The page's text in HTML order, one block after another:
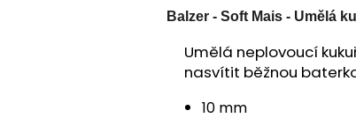
Balzer - Soft Mais - Umělá
Umělá neplovoucí
nasvítit běžnou
10 mm